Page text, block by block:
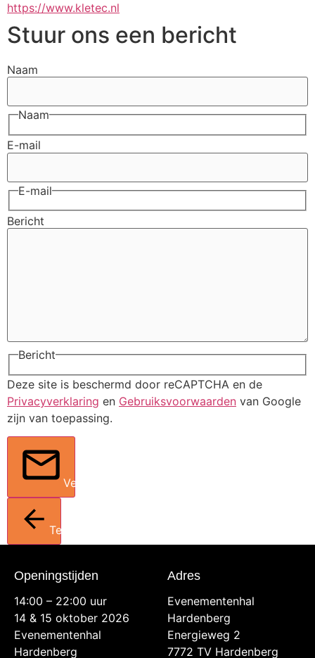
https://www.kletec.nl
Stuur ons een bericht
Naam
Naam
E-mail
E-mail
Bericht
Bericht
Deze site is beschermd door reCAPTCHA en de
Privacyverklaring en Gebruiksvoorwaarden van Google
zijn van toepassing.
Verstuur
Terug
Openingstijden
14:00 – 22:00 uur
14 & 15 oktober 2026
Evenementenhal
Hardenberg
Adres
Evenementenhal
Hardenberg
Energieweg 2
7772 TV Hardenberg